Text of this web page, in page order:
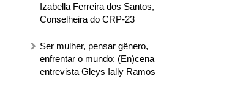
Izabella Ferreira dos Santos,
Conselheira do CRP-23
Ser mulher, pensar gênero,
enfrentar o mundo: (En)cena
entrevista Gleys Ially Ramos